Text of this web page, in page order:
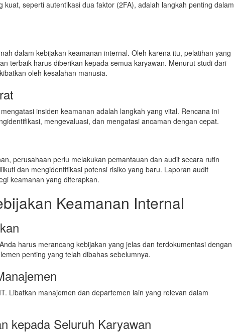
seperti autentikasi dua faktor (2FA), adalah langkah penting dalam
dalam kebijakan keamanan internal. Oleh karena itu, pelatihan yang
terbaik harus diberikan kepada semua karyawan. Menurut studi dari
oleh kesalahan manusia.
insiden keamanan adalah langkah yang vital. Rencana ini
mengevaluasi, dan mengatasi ancaman dengan cepat.
perusahaan perlu melakukan pemantauan dan audit secara rutin
dan mengidentifikasi potensi risiko yang baru. Laporan audit
keamanan yang diterapkan.
Keamanan Internal
harus merancang kebijakan yang jelas dan terdokumentasi dengan
penting yang telah dibahas sebelumnya.
Libatkan manajemen dan departemen lain yang relevan dalam
kepada Seluruh Karyawan